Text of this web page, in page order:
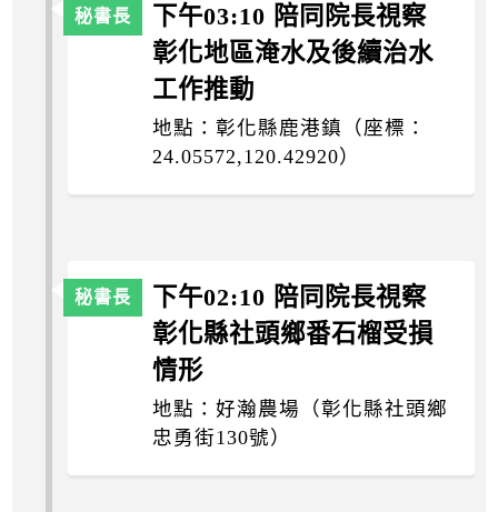
下午03:10 陪同院長視察
彰化地區淹水及後續治水
工作推動
地點：彰化縣鹿港鎮（座標：
24.05572,120.42920）
下午02:10 陪同院長視察
彰化縣社頭鄉番石榴受損
情形
地點：好瀚農場（彰化縣社頭鄉
忠勇街130號）